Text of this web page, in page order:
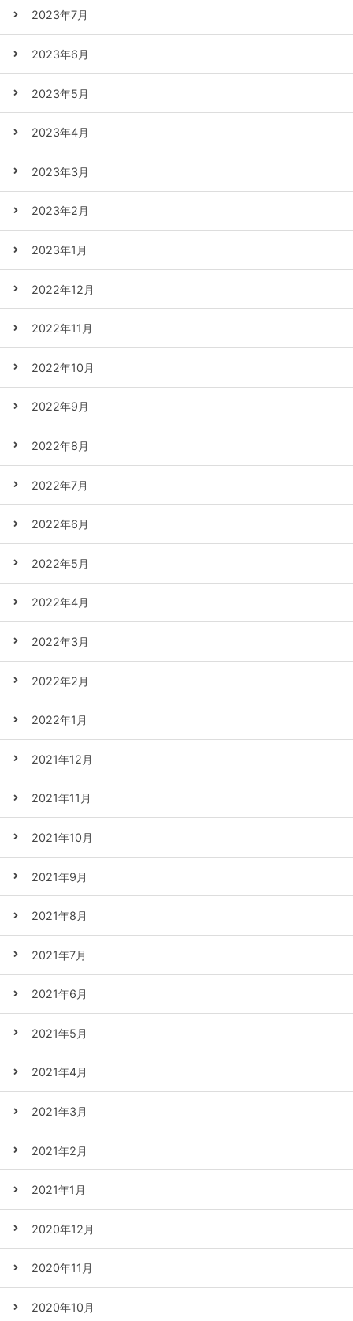
2023年7月
2023年6月
2023年5月
2023年4月
2023年3月
2023年2月
2023年1月
2022年12月
2022年11月
2022年10月
2022年9月
2022年8月
2022年7月
2022年6月
2022年5月
2022年4月
2022年3月
2022年2月
2022年1月
2021年12月
2021年11月
2021年10月
2021年9月
2021年8月
2021年7月
2021年6月
2021年5月
2021年4月
2021年3月
2021年2月
2021年1月
2020年12月
2020年11月
2020年10月